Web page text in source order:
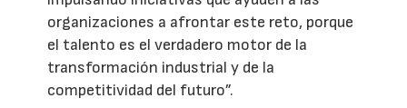
organizaciones a afrontar este reto, porque
el talento es el verdadero motor de la
transformación industrial y de la
competitividad del futuro”.